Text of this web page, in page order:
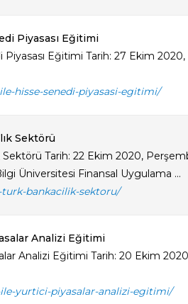
Piyasası Eğitimi
Eğitimi Tarih: 27 Ekim
hisse-senedi-piyasasi-egitimi/
Sektörü
Sektörü Tarih: 22 Ekim 2020,
Üniversitesi Finansal Uygulama ...
bankacilik-sektoru/
Analizi Eğitimi
Analizi Eğitimi Tarih: 20 Ekim
yurtici-piyasalar-analizi-egitimi/